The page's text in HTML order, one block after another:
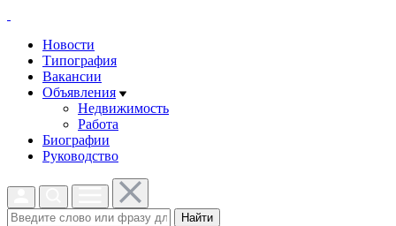
Новости
Типография
Вакансии
Объявления
Недвижимость
Работа
Биографии
Руководство
Найти